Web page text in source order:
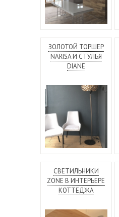
ЗОЛОТОЙ ТОРШЕР
NARISA И СТУЛЬЯ
DIANE
СВЕТИЛЬНИКИ
ZONE В ИНТЕРЬЕРЕ
КОТТЕДЖА